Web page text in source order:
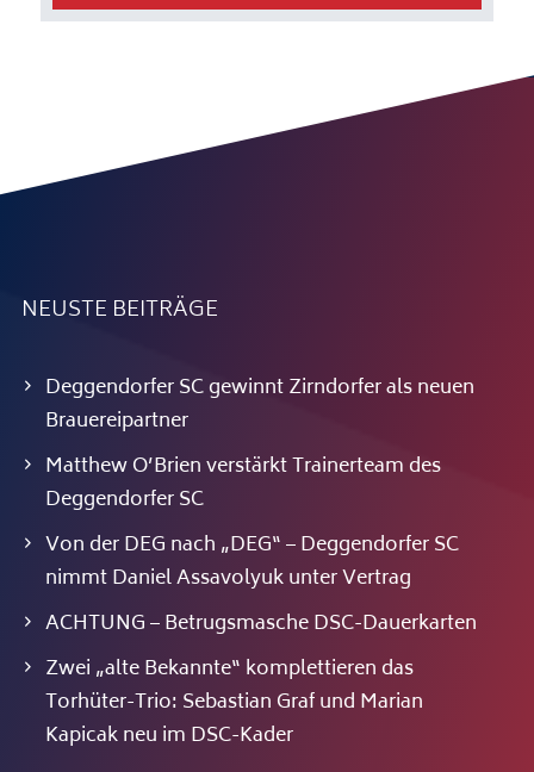
NEUSTE BEITRÄGE
Deggendorfer SC gewinnt Zirndorfer als neuen
Brauereipartner
Matthew O’Brien verstärkt Trainerteam des
Deggendorfer SC
Von der DEG nach „DEG“ – Deggendorfer SC
nimmt Daniel Assavolyuk unter Vertrag
ACHTUNG – Betrugsmasche DSC-Dauerkarten
Zwei „alte Bekannte“ komplettieren das
Torhüter-Trio: Sebastian Graf und Marian
Kapicak neu im DSC-Kader